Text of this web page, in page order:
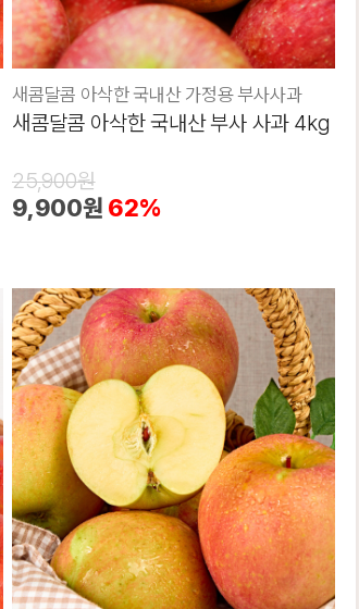
새콤달콤 아삭한 국내산 가정용 부사사과
새콤달콤 아삭한 국내산 부사 사과 4kg
25,900원
9,900원 62%